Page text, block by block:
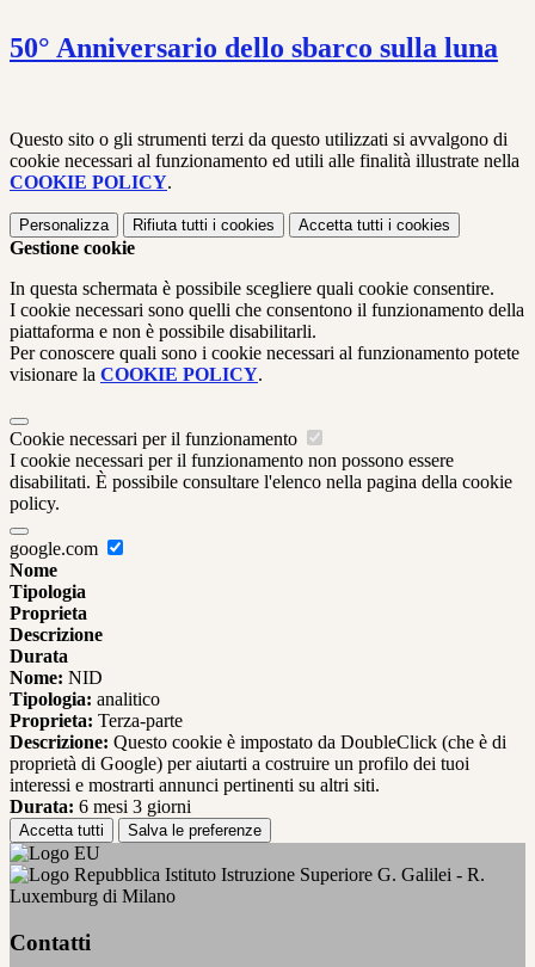
50° Anniversario dello sbarco sulla luna
Questo sito o gli strumenti terzi da questo utilizzati si avvalgono di
cookie necessari al funzionamento ed utili alle finalità illustrate nella
COOKIE POLICY.
Personalizza Rifiuta tutti i cookies Accetta tutti i cookies
Gestione cookie
In questa schermata è possibile scegliere quali cookie consentire.
I cookie necessari sono quelli che consentono il funzionamento della
piattaforma e non è possibile disabilitarli.
Per conoscere quali sono i cookie necessari al funzionamento potete
visionare la COOKIE POLICY.
Cookie necessari per il funzionamento
I cookie necessari per il funzionamento non possono essere
disabilitati. È possibile consultare l'elenco nella pagina della cookie
policy.
google.com
Nome
Tipologia
Proprieta
Descrizione
Durata
Nome: NID
Tipologia: analitico
Proprieta: Terza-parte
Descrizione: Questo cookie è impostato da DoubleClick (che è di
proprietà di Google) per aiutarti a costruire un profilo dei tuoi
interessi e mostrarti annunci pertinenti su altri siti.
Durata: 6 mesi 3 giorni
Accetta tutti Salva le preferenze
Istituto Istruzione Superiore G. Galilei - R.
Luxemburg di Milano
Contatti